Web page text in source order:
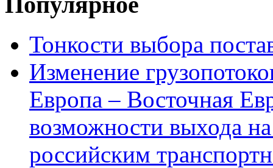
Тонкости выбора
Изменение
Европа – Восточная
возможности выхода
российским